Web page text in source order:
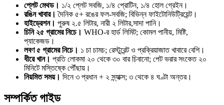
প্লেট মেথড। ১/২ প্লেট সবজি, ১/৪ প্রোটিন, ১/৪ হোল গ্রেইন।
রঙিন খাবার। দৈনিক ৫+ রঙের ফল-সবজি; বিভিন্ন ফাইটোনিউট্রিয়েন্ট।
হাইড্রেশন। পুরুষ ২.৫ লিটার, নারী ২ লিটার,সাদা পানি।
চিনি ২৫ গ্রামের নিচে। WHO-র হার্ড লিমিট; কোমল পানীয়, মিষ্টি,
প্যাকেজড।
লবণ ৫ গ্রামের নিচে। ১ চা চামচ; রেস্টুরেন্ট ও প্রক্রিয়াজাত খাবারে বেশি।
ধীরে খান। প্রতি লোকমা ২০ থেকে ৩০ বার চিবানো; পেট ভরার সংকেত ২০
মিনিটে মস্তিষ্কে পৌঁছায়।
নিয়মিত সময়। দিনে ৩ প্রধান + ২ স্ন্যাক্স; ৩ থেকে ৪ ঘণ্টা অন্তর।
সম্পর্কিত গাইড